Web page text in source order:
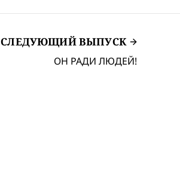
СЛЕДУЮЩИЙ ВЫПУСК
ОН РАДИ ЛЮДЕЙ!